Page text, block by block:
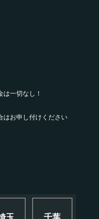
一切なし！
はお申し付けください
玉 千葉